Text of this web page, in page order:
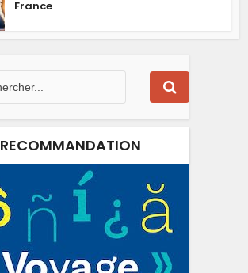
France
RECOMMANDATION